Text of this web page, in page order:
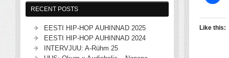
Like this:
RECENT POSTS
EESTI HIP-HOP AUHINNAD 2025
EESTI HIP-HOP AUHINNAD 2024
INTERVJUU: A-Rühm 25